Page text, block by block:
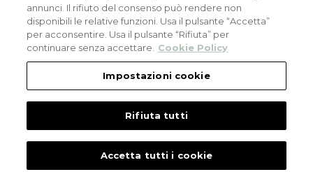
© 2026 all rights reserved - Corradi Srl - Via M. Serenari 20 - 40013 Castel
Maggiore (BO) T +39 051 4188411
Codice Fiscale - Partita Iva e Registro Imprese di Bologna: 03464321201. REA BO
- 521198. Capitale Sociale: euro 11.500.000,00
An eLogic Digital Company Project Powered by Xperience
annunci. Il rifiuto del consenso può rendere non
disponibili le relative funzioni. Usa il pulsante “Accetta”
per acconsentire. Usa il pulsante “Rifiuta” per
continuare senza accettare.
Cookie Policy
Impostazioni cookie
Rifiuta tutti
Accetta tutti i cookie